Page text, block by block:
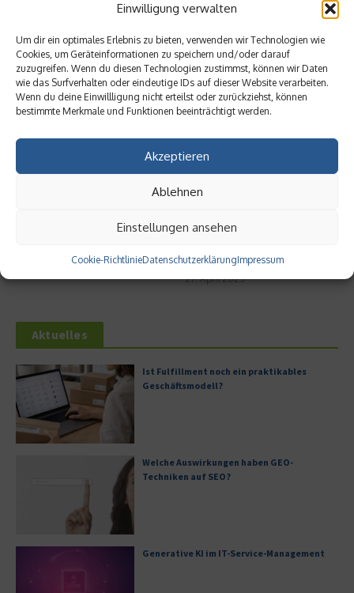
Einwilligung verwalten
Um dir ein optimales Erlebnis zu bieten, verwenden wir Technologien wie
Cookies, um Geräteinformationen zu speichern und/oder darauf
zuzugreifen. Wenn du diesen Technologien zustimmst, können wir Daten
wie das Surfverhalten oder eindeutige IDs auf dieser Website verarbeiten.
Wenn du deine Einwillligung nicht erteilst oder zurückziehst, können
bestimmte Merkmale und Funktionen beeinträchtigt werden.
Akzeptieren
Ablehnen
Einstellungen ansehen
Cookie-RichtlinieDatenschutzerklärungImpressum
Ähnliche Beiträge
SLH Club – Vorteile für Bleisure
24. Oktober 2024
Explora Journeys – Neue
Start
27. April 2023
Aktuelles
Ist Fulfillment noch ein praktikables
Geschäftsmodell?
Welche Auswirkungen haben GEO-
Techniken auf SEO?
Generative KI im IT-Service-Management